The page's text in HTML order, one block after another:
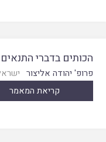
הכותים בדברי
פרופ' יהודה אליצור
קריאת המאמר